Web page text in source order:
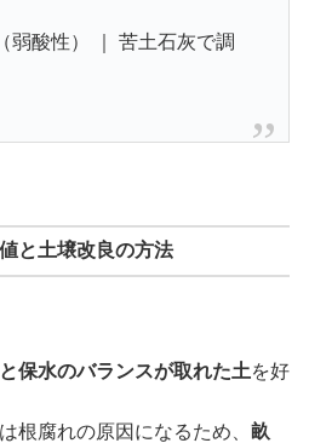
弱酸性） ｜ 苦土石灰で調
と土壌改良の方法
保水のバランスが取れた土を好
根腐れの原因になるため、 畝